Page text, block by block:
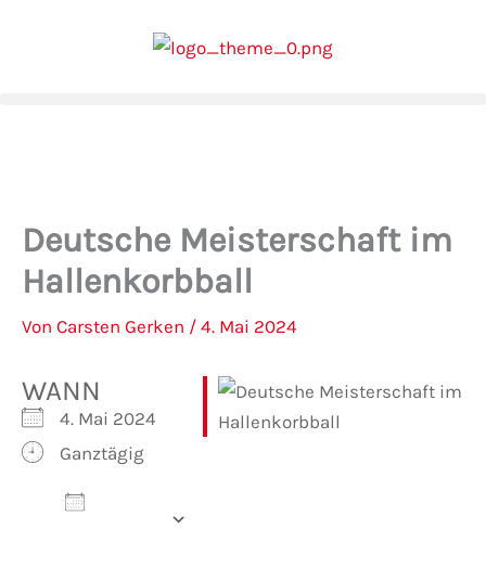
Deutsche Meisterschaft im
Hallenkorbball
Von Carsten Gerken / 4. Mai 2024
WANN
4. Mai 2024
Ganztägig
Kalender